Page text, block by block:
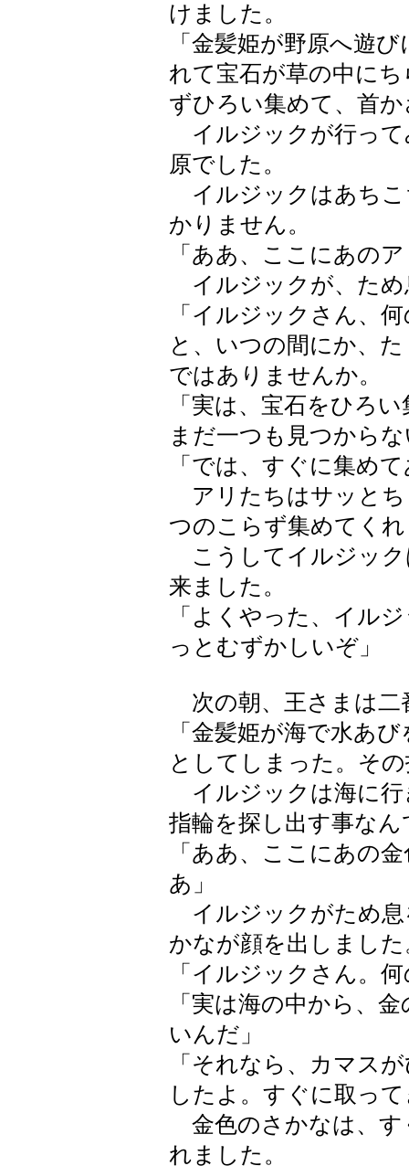
けました。
「金髪姫が野原へ遊
れて宝石が草の中に
ずひろい集めて、首
イルジックが行って
原でした。
イルジックはあちこ
かりません。
「ああ、ここにあの
イルジックが、ため
「イルジックさん、
と、いつの間にか、
ではありませんか。
「実は、宝石をひろ
まだ一つも見つから
「では、すぐに集め
アリたちはサッとち
つのこらず集めてく
こうしてイルジック
来ました。
「よくやった、イル
っとむずかしいぞ」
次の朝、王さまは二
「金髪姫が海で水あ
としてしまった。そ
イルジックは海に行
指輪を探し出す事な
「ああ、ここにあの
あ」
イルジックがため息
かなが顔を出しました
「イルジックさん。
「実は海の中から、
いんだ」
「それなら、カマス
したよ。すぐに取っ
金色のさかなは、す
れました。